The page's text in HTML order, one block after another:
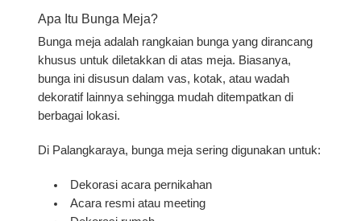
Apa Itu Bunga Meja?
Bunga meja adalah rangkaian bunga yang dirancang
khusus untuk diletakkan di atas meja. Biasanya,
bunga ini disusun dalam vas, kotak, atau wadah
dekoratif lainnya sehingga mudah ditempatkan di
berbagai lokasi.
Di Palangkaraya, bunga meja sering digunakan untuk:
Dekorasi acara pernikahan
Acara resmi atau meeting